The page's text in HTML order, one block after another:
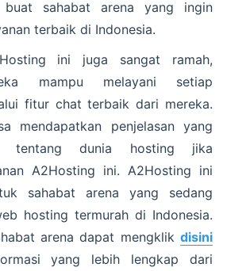
buat sahabat arena yang ingin
terbaik di Indonesia.
ini juga sangat ramah,
mampu melayani setiap
fitur chat terbaik dari mereka.
mendapatkan penjelasan yang
tentang dunia hosting jika
A2Hosting ini. A2Hosting ini
sahabat arena yang sedang
hosting termurah di Indonesia.
arena dapat mengklik disini
yang lebih lengkap dari